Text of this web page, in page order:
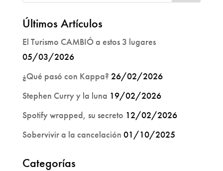
Últimos Artículos
El Turismo CAMBIÓ a estos 3 lugares
05/03/2026
¿Qué pasó con Kappa? 26/02/2026
Stephen Curry y la luna 19/02/2026
Spotify wrapped, su secreto 12/02/2026
Sobervivir a la cancelación 01/10/2025
Categorías